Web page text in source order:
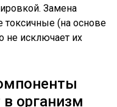
Замена
токсичные (на основе
не исключает их
организм